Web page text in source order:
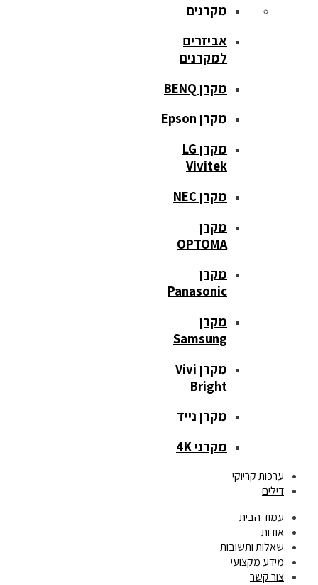
מקרנים
אביזרים
למקרנים
מקרן BENQ
מקרן Epson
מקרן LG
Vivitek
מקרן NEC
מקרן
OPTOMA
מקרן
Panasonic
מקרן
Samsung
מקרן Vivi
Bright
מקרן נייד
מקרני 4K
ערכות קריוקי
דילים
עמוד הבית
אודות
שאלות ותשובות
מידע מקצועי
צור קשר